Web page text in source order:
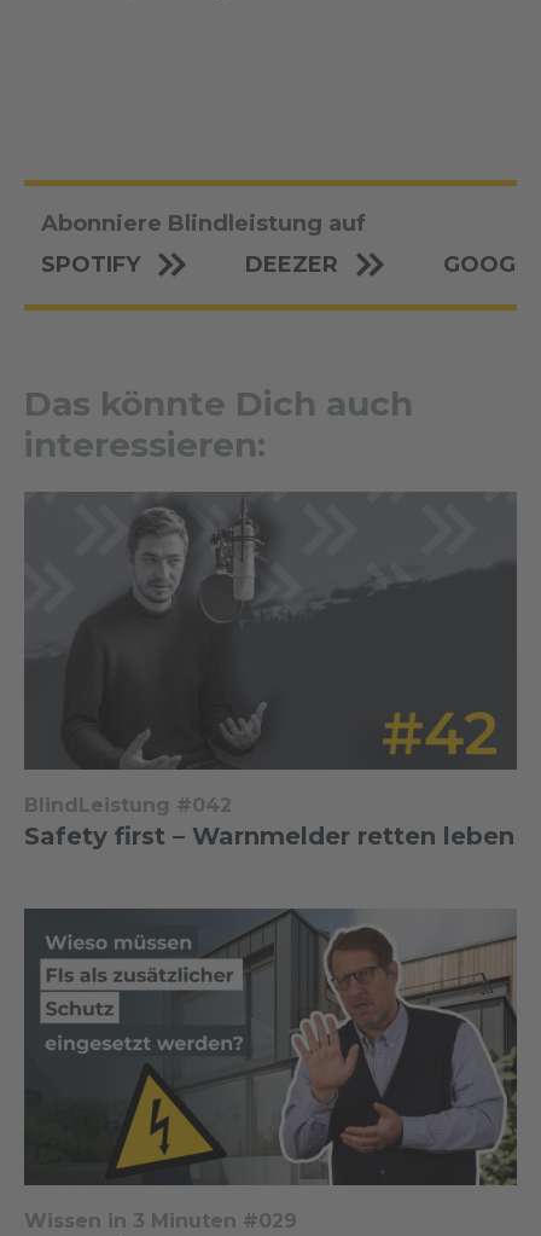
Abonniere Blindleistung auf
SPOTIFY
DEEZER
Das könnte Dich auch
interessieren:
BlindLeistung #042
Safety first – Warnmelder retten leben
Wissen in 3 Minuten #029